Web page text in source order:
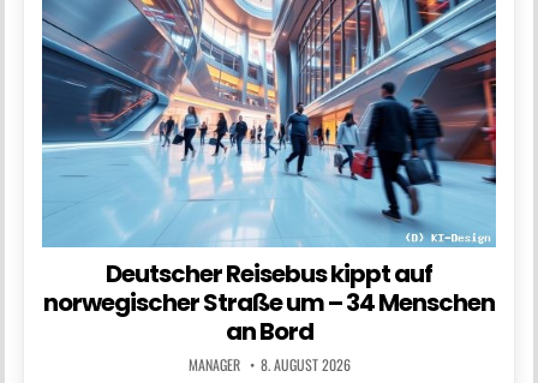
Deutscher Reisebus kippt auf
norwegischer Straße um – 34 Menschen
an Bord
MANAGER 8. AUGUST 2026